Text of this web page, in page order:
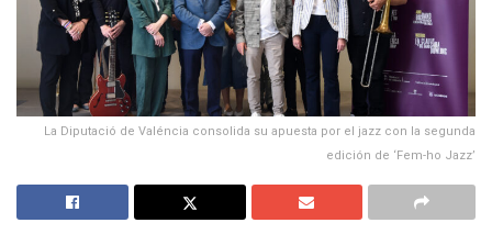
La Diputació de Valéncia consolida su apuesta por el jazz con la segunda
edición de ‘Fem-ho Jazz’